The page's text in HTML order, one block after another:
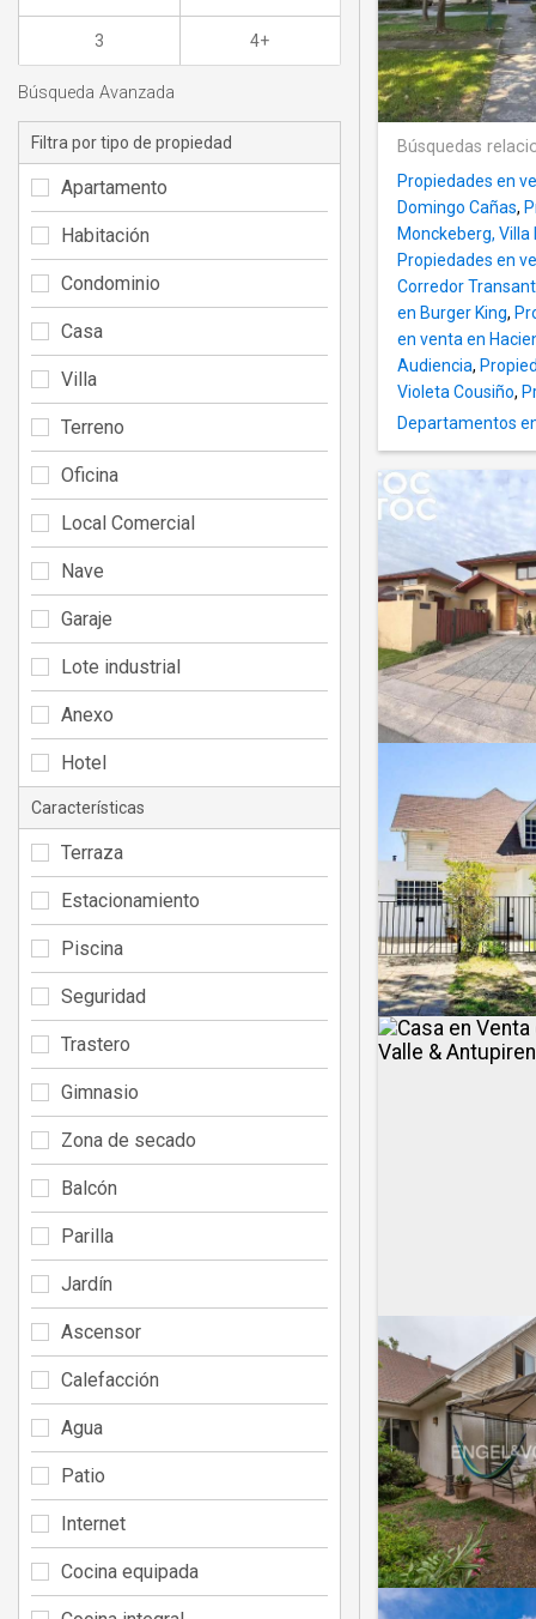
Búsquedas
Propiedades en
Domingo Cañas,
Monckeberg, Villa
Propiedades en
Corredor
en Burger King,
en venta en
Audiencia,
Violeta Cousiño,
Departamentos
3 4+
Búsqueda Avanzada
Filtra por tipo de propiedad
Apartamento
Habitación
Condominio
Casa
Villa
Terreno
Oficina
Local Comercial
Nave
Garaje
Lote industrial
Anexo
Hotel
Características
Terraza
Estacionamiento
Piscina
Seguridad
Trastero
Gimnasio
Zona de secado
Balcón
Parilla
Jardín
Ascensor
Calefacción
Agua
Patio
Internet
Cocina equipada